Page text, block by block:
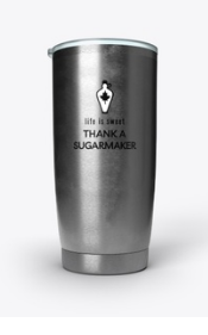
Continuer